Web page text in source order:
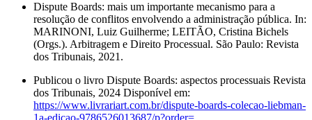
Dispute Boards: mais um importante mecanismo para a
resolução de conflitos envolvendo a administração pública. In:
MARINONI, Luiz Guilherme; LEITÃO, Cristina Bichels
(Orgs.). Arbitragem e Direito Processual. São Paulo: Revista
dos Tribunais, 2021.
Publicou o livro Dispute Boards: aspectos processuais Revista
dos Tribunais, 2024 Disponível em:
https://www.livrariart.com.br/dispute-boards-colecao-liebman-
1a-edicao-9786526013687/p?order=